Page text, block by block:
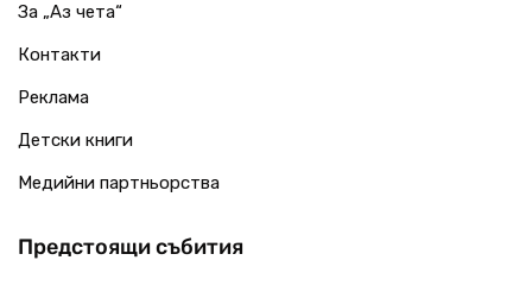
За „Аз чета“
Контакти
Реклама
Детски книги
Медийни партньорства
Предстоящи събития